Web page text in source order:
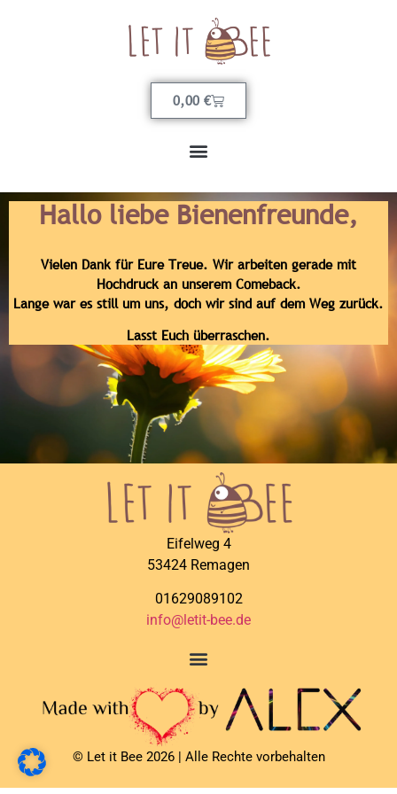
0,00 €
Hallo liebe Bienenfreunde,
Vielen Dank für Eure Treue. Wir arbeiten gerade mit
Hochdruck an unserem Comeback.
Lange war es still um uns, doch wir sind auf dem Weg zurück.
Lasst Euch überraschen.
Eifelweg 4
53424 Remagen
01629089102
info@letit-bee.de
©️ Let it Bee 2026 | Alle Rechte vorbehalten